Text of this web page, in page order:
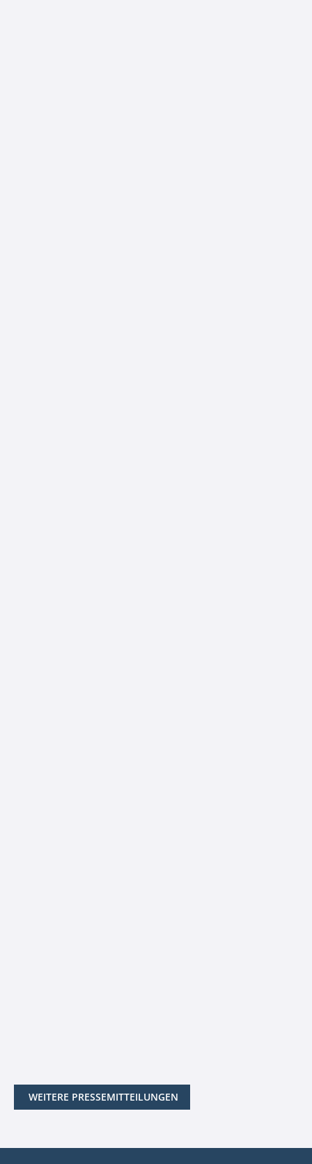
WEITERE PRESSEMITTEILUNGEN